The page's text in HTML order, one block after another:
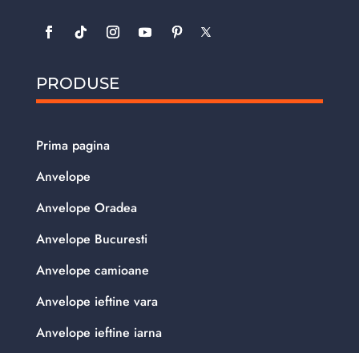
PRODUSE
Prima pagina
Anvelope
Anvelope Oradea
Anvelope Bucuresti
Anvelope camioane
Anvelope ieftine vara
Anvelope ieftine iarna